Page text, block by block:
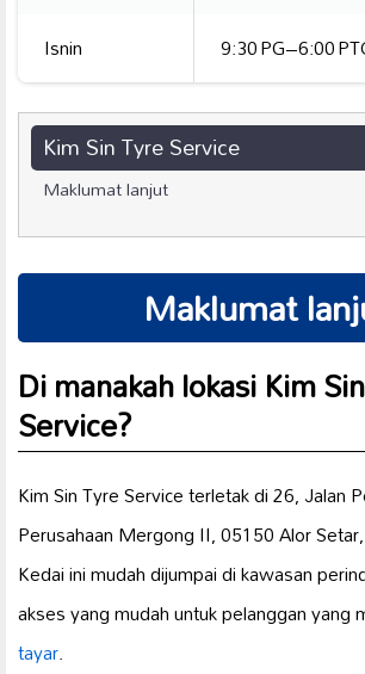
Isnin
9:30 PG–6:00
Kim Sin Tyre Service
Maklumat lanjut
Maklumat
Di manakah lokasi Kim
Service?
Kim Sin Tyre Service terletak di 26, Jalan
Perusahaan Mergong II, 05150 Alor
Kedai ini mudah dijumpai di kawasan
akses yang mudah untuk pelanggan yang
tayar.